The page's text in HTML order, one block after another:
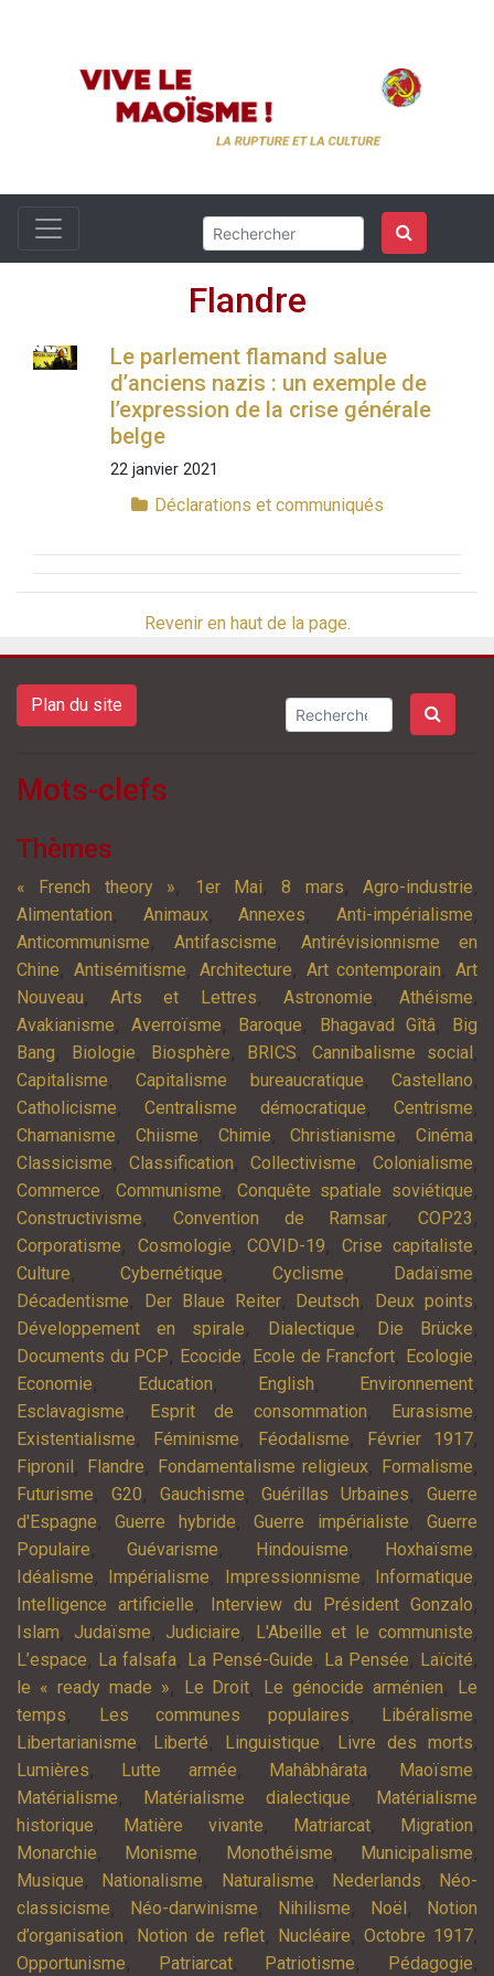
Flandre
Le parlement flamand salue
d’anciens nazis : un exemple de
l’expression de la crise générale
belge
22 janvier 2021
Déclarations et communiqués
Revenir en haut de la page.
Plan du site
Mots-clefs
Thèmes
« French theory », 1er Mai,8 mars, Agro-industrie,
Alimentation, Animaux,Annexes,Anti-impérialisme,
Anticommunisme, Antifascisme, Antirévisionnisme en
Chine, Antisémitisme,Architecture, Art contemporain,Art
Nouveau,Arts et Lettres, Astronomie,Athéisme,
Avakianisme,Averroïsme, Baroque, Bhagavad Gîtâ,
Big
Bang, Biologie, Biosphère, BRICS,Cannibalisme social ,
Capitalisme,Capitalisme bureaucratique,Castellano,
Catholicisme,Centralisme démocratique,Centrisme,
Chamanisme, Chiisme, Chimie,Christianisme, Cinéma,
Classicisme, Classification, Collectivisme, Colonialisme,
Commerce, Communisme, Conquête spatiale soviétique,
Constructivisme, Convention de Ramsar, COP23 ,
Corporatisme, Cosmologie, COVID-19, Crise capitaliste,
Culture, Cybernétique, Cyclisme, Dadaïsme,
Décadentisme, Der Blaue Reiter, Deutsch, Deux points,
Développement en spirale, Dialectique, Die Brücke,
Documents du PCP, Ecocide, Ecole de Francfort, Ecologie,
Economie, Education, English, Environnement,
Esclavagisme, Esprit de consommation, Eurasisme,
Existentialisme, Féminisme, Féodalisme, Février 1917,
Fipronil , Flandre, Fondamentalisme religieux, Formalisme,
Futurisme, G20, Gauchisme,Guérillas Urbaines,Guerre
d'Espagne,Guerre hybride,Guerre impérialiste,Guerre
Populaire,Guévarisme, Hindouisme, Hoxhaïsme,
Idéalisme, Impérialisme, Impressionnisme, Informatique,
Intelligence artificielle, Interview du Président Gonzalo,
Islam, Judaïsme, Judiciaire, L'Abeille et le communiste,
L’espace, La falsafa, La Pensé-Guide, La Pensée, Laïcité,
le « ready made », Le Droit, Le génocide arménien,
Le
temps, Les communes populaires, Libéralisme,
Libertarianisme, Liberté, Linguistique, Livre des morts,
Lumières, Lutte armée, Mahâbhârata, Maoïsme,
Matérialisme, Matérialisme dialectique,
Matérialisme
historique, Matière vivante, Matriarcat, Migration,
Monarchie, Monisme, Monothéisme, Municipalisme,
Musique, Nationalisme, Naturalisme, Nederlands,
Néo-
classicisme, Néo-darwinisme, Nihilisme, Noël ,
Notion
d’organisation, Notion de reflet, Nucléaire, Octobre 1917,
Opportunisme, Patriarcat, Patriotisme, Pédagogie,